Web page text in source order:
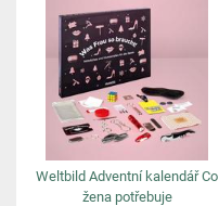
Weltbild Adventní kalendář Co
žena potřebuje